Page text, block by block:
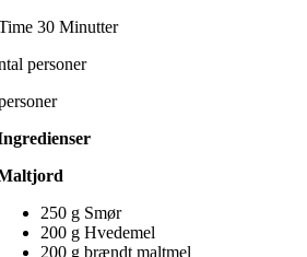
30 Minutter
personer
250 g Smør
200 g Hvedemel
200 g brændt maltmel